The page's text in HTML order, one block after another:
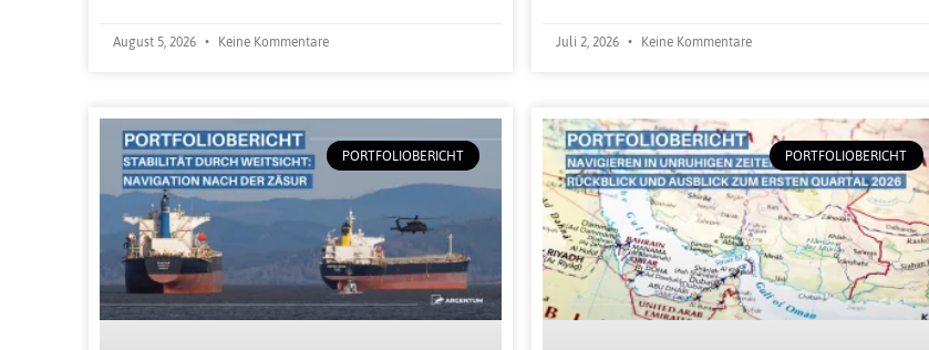
August 5, 2026 Keine Kommentare Juli 2, 2026 Keine Kommentare
PORTFOLIOBERICHT PORTFOLIOBERICHT